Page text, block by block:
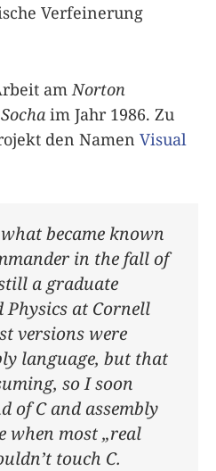
Verfeinerung
am Norton
im Jahr 1986. Zu
den Namen Visual
became known
in the fall of
a graduate
at Cornell
versions were
language, but that
so I soon
of C and assembly
when most „real
touch C.